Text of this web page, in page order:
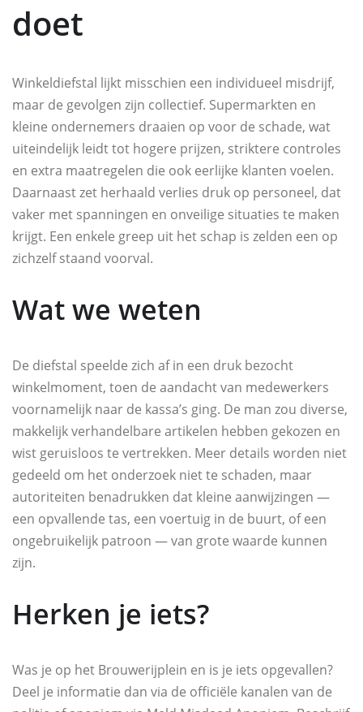
doet
Winkeldiefstal lijkt misschien een individueel misdrijf,
maar de gevolgen zijn collectief. Supermarkten en
kleine ondernemers draaien op voor de schade, wat
uiteindelijk leidt tot hogere prijzen, striktere controles
en extra maatregelen die ook eerlijke klanten voelen.
Daarnaast zet herhaald verlies druk op personeel, dat
vaker met spanningen en onveilige situaties te maken
krijgt. Een enkele greep uit het schap is zelden een op
zichzelf staand voorval.
Wat we weten
De diefstal speelde zich af in een druk bezocht
winkelmoment, toen de aandacht van medewerkers
voornamelijk naar de kassa’s ging. De man zou diverse,
makkelijk verhandelbare artikelen hebben gekozen en
wist geruisloos te vertrekken. Meer details worden niet
gedeeld om het onderzoek niet te schaden, maar
autoriteiten benadrukken dat kleine aanwijzingen —
een opvallende tas, een voertuig in de buurt, of een
ongebruikelijk patroon — van grote waarde kunnen
zijn.
Herken je iets?
Was je op het Brouwerijplein en is je iets opgevallen?
Deel je informatie dan via de officiële kanalen van de